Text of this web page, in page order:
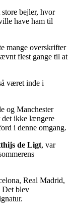
bejler, hvor
have ham til
mange overskrifter
flest gange til at
været inde i
og Manchester
det ikke længere
i denne omgang.
de Ligt, var
Real Madrid,
Det blev